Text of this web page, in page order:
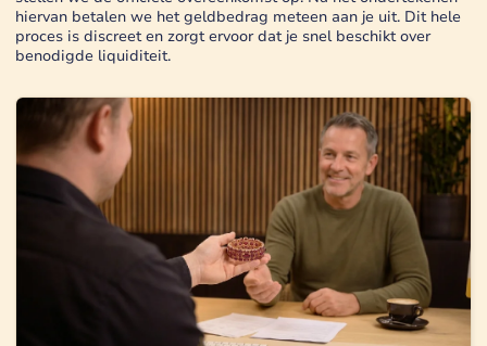
hiervan betalen we het geldbedrag meteen aan je uit. Dit hele
proces is discreet en zorgt ervoor dat je snel beschikt over
benodigde liquiditeit.